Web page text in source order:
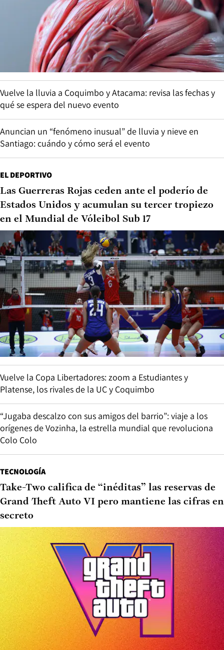
Vuelve la lluvia a Coquimbo y Atacama: revisa las fechas y
qué se espera del nuevo evento
Anuncian un “fenómeno inusual” de lluvia y nieve en
Santiago: cuándo y cómo será el evento
EL DEPORTIVO
Las Guerreras Rojas ceden ante el poderío de
Estados Unidos y acumulan su tercer tropiezo
en el Mundial de Vóleibol Sub 17
Vuelve la Copa Libertadores: zoom a Estudiantes y
Platense, los rivales de la UC y Coquimbo
“Jugaba descalzo con sus amigos del barrio”: viaje a los
orígenes de Vozinha, la estrella mundial que revoluciona
Colo Colo
TECNOLOGÍA
Take-Two califica de “inéditas” las reservas de
Grand Theft Auto VI pero mantiene las cifras en
secreto